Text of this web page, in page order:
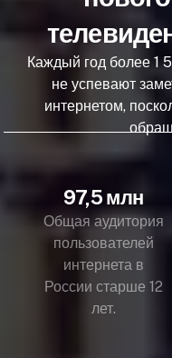
Каждый год более 1
не успевают
интернетом,
97,5 млн
Общая аудитория
пользователей
интернета в
России старше 12
лет.